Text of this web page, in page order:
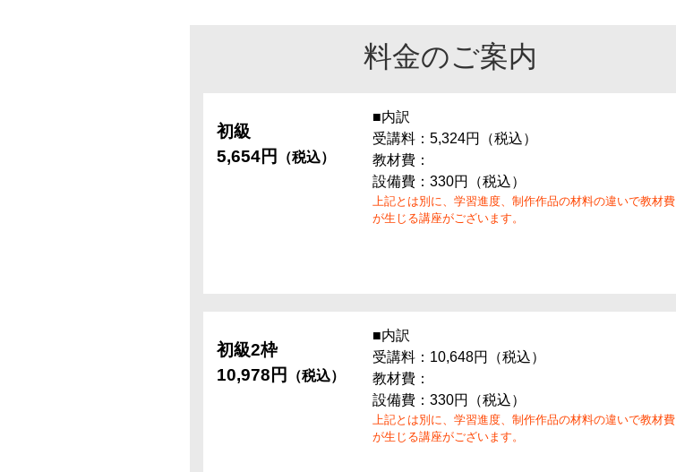
料金のご案内
初級
5,654円
（税込）
■内訳
受講料：5,324円（税込）
教材費：
設備費：330円（税込）
上記とは別に、学習進度、制作作品の材料の違いで教材費
が生じる講座がございます。
初級2枠
10,978円
（税込）
■内訳
受講料：10,648円（税込）
教材費：
設備費：330円（税込）
上記とは別に、学習進度、制作作品の材料の違いで教材費
が生じる講座がございます。